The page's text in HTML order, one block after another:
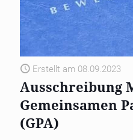
Erstellt am 08.09.2023
Ausschreibung
Gemeinsamen
(GPA)